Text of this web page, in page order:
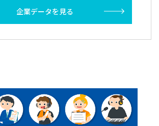
企業データを見る